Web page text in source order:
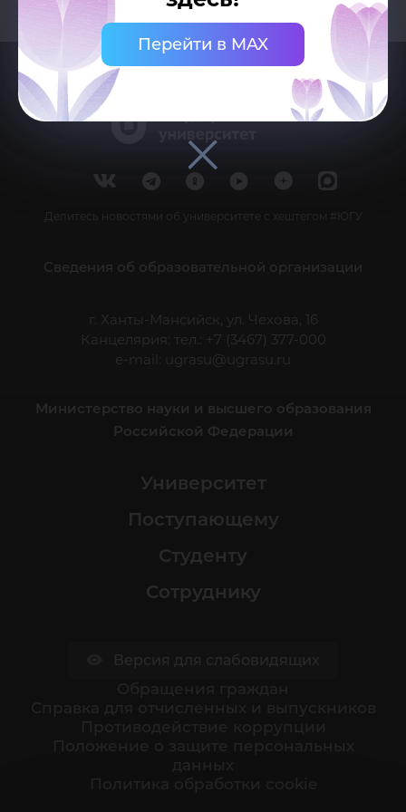
Перейти в MAX
Делитесь новостями об университете с хештегом #ЮГУ
Сведения об образовательной организации
г. Ханты-Мансийск, ул. Чехова, 16
Канцелярия: тел.: +7 (3467) 377-000
e-mail: ugrasu@ugrasu.ru
Министерство науки и высшего образования
Российской Федерации
Университет
Поступающему
Студенту
Сотруднику